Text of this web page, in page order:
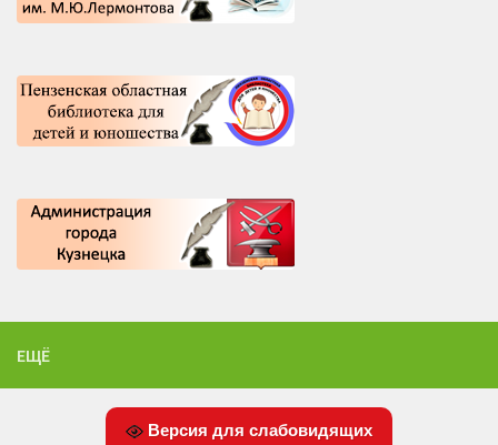
ЕЩЁ
Версия для слабовидящих